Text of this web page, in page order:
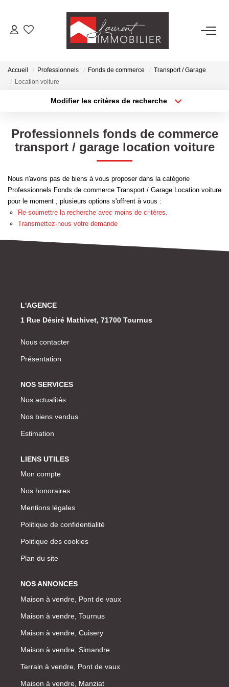
ACHETER
FAIRE GÉRER
NOS AGENCES
Laurent Immobilier Tournus
Laurent Immobilier Pont De Vaux
Notre Équipe
CONTACT
Accueil Professionnels Fonds de commerce
Transport / Garage
Location voiture
Modifier les critères de recherche
Sélectionnez...
Type de bien
Surface min
Créer une alerte
Professionnels fonds de commerce
transport / garage location voiture
Nous n'avons pas de biens à vous proposer dans la catégorie
Professionnels Fonds de commerce Transport / Garage Location voiture
pour le moment , plusieurs options s'offrent à vous :
Re-soumettre la recherche avec moins de critères.
Transmettez-nous votre demande
L'AGENCE
1 Rue Désiré Mathivet, 71700 Tournus
Nous contacter
Présentation
NOS SERVICES
Nos actualités
Nos biens vendus
Estimation
LIENS UTILES
Mon compte
Nos honoraires
Mentions légales
Politique de confidentialité
Politique des cookies
Plan du site
NOS ANNONCES
Maison à vendre, Pont de vaux
Maison à vendre, Tournus
Maison à vendre, Cuisery
Maison à vendre, Simandre
Terrain à vendre, Pont de vaux
Maison à vendre, Manziat